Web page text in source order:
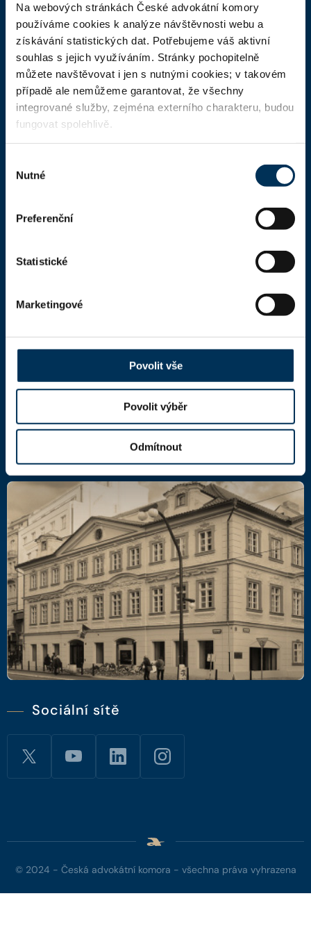
Na webových stránkách České advokátní komory
používáme cookies k analýze návštěvnosti webu a
získávání statistických dat. Potřebujeme váš aktivní
souhlas s jejich využíváním. Stránky pochopitelně
můžete navštěvovat i jen s nutnými cookies; v takovém
případě ale nemůžeme garantovat, že všechny
integrované služby, zejména externího charakteru, budou
fungovat spolehlivě.
souhlasu
Nutné
Preferenční
Statistické
Marketingové
Povolit vše
Povolit výběr
Odmítnout
ČAK
Domů
Aktuality
Dokumenty a formuláře
Pro veřejnost
Advokátní deník
Portál ČAK
Česká advokátní komora
Kaňkův palác
110 00 Praha 1,mapa
DIČ: CZ66000777
Sociální sítě
© 2024 - Česká advokátní komora - všechna práva vyhrazena